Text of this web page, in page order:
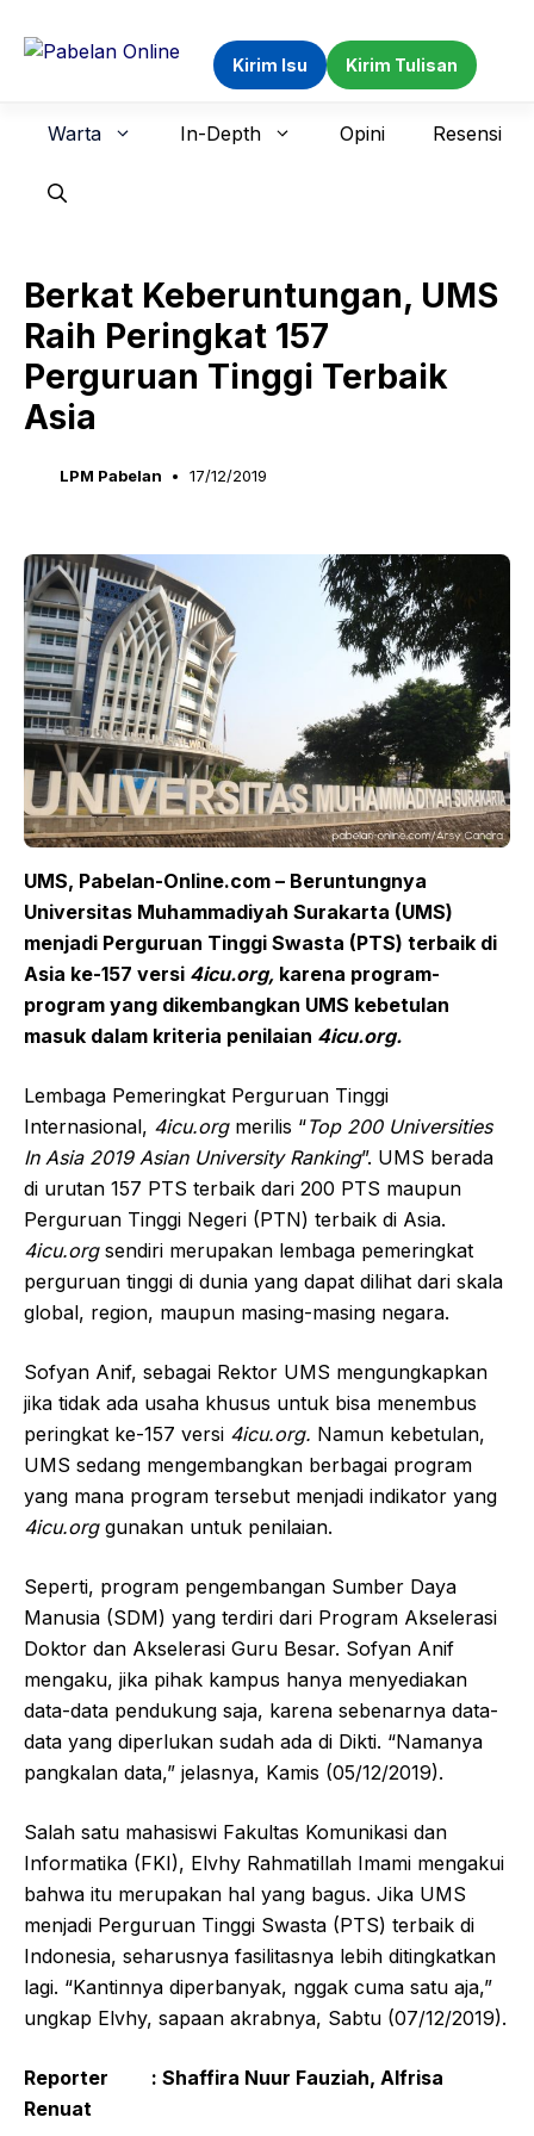
Kirim Isu Kirim Tulisan
Warta In-Depth Opini Resensi
Berkat Keberuntungan, UMS
Raih Peringkat 157
Perguruan Tinggi Terbaik
Asia
LPM Pabelan 17/12/2019
UMS, Pabelan-Online.com – Beruntungnya
Universitas Muhammadiyah Surakarta (UMS)
menjadi Perguruan Tinggi Swasta (PTS) terbaik di
Asia ke-157 versi 4icu.org, karena program-
program yang dikembangkan UMS kebetulan
masuk dalam kriteria penilaian 4icu.org.
Lembaga Pemeringkat Perguruan Tinggi
Internasional, 4icu.orgmerilis “Top 200 Universities
In Asia 2019 Asian University Ranking”. UMS berada
di urutan 157 PTS terbaik dari 200 PTS maupun
Perguruan Tinggi Negeri (PTN) terbaik di Asia.
4icu.orgsendiri merupakan lembaga pemeringkat
perguruan tinggi di dunia yang dapat dilihat dari skala
global, region, maupun masing-masing negara.
Sofyan Anif, sebagai Rektor UMS mengungkapkan
jika tidak ada usaha khusus untuk bisa menembus
peringkat ke-157 versi 4icu.org. Namun kebetulan,
UMS sedang mengembangkan berbagai program
yang mana program tersebut menjadi indikator yang
4icu.orggunakan untuk penilaian.
Seperti, program pengembangan Sumber Daya
Manusia (SDM) yang terdiri dari Program Akselerasi
Doktor dan Akselerasi Guru Besar. Sofyan Anif
mengaku, jika pihak kampus hanya menyediakan
data-data pendukung saja, karena sebenarnya data-
data yang diperlukan sudah ada di Dikti. “Namanya
pangkalan data,” jelasnya, Kamis (05/12/2019).
Salah satu mahasiswi Fakultas Komunikasi dan
Informatika (FKI), Elvhy Rahmatillah Imami mengakui
bahwa itu merupakan hal yang bagus. Jika UMS
menjadi Perguruan Tinggi Swasta (PTS) terbaik di
Indonesia, seharusnya fasilitasnya lebih ditingkatkan
lagi. “Kantinnya diperbanyak, nggak cuma satu aja,”
ungkap Elvhy, sapaan akrabnya, Sabtu (07/12/2019).
Reporter : Shaffira Nuur Fauziah, Alfrisa
Renuat